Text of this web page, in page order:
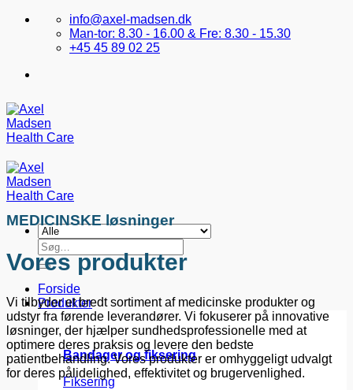
Fortsæt
info@axel-madsen.dk
Man-tor: 8.30 - 16.00 & Fre: 8.30 - 15.30
+45 45 89 02 25
Søg
efter:
Forside
Produkter
Bandager og fiksering
Fiksering
MEDICINSKE løsninger
Vores produkter
Vi tilbyder et bredt sortiment af medicinske produkter og
udstyr fra førende leverandører. Vi fokuserer på innovative
løsninger, der hjælper sundhedsprofessionelle med at
optimere deres praksis og levere den bedste
patientbehandling. Vores produkter er omhyggeligt udvalgt
for deres pålidelighed, effektivitet og brugervenlighed.